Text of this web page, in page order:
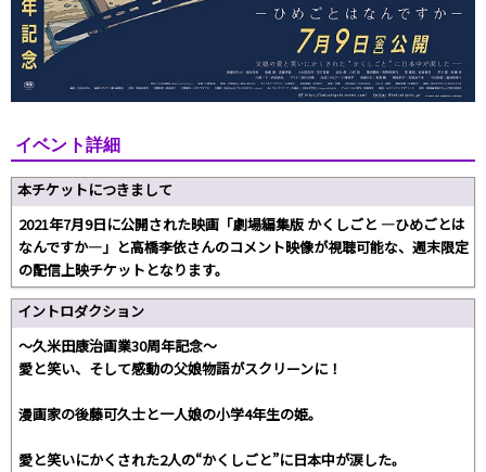
イベント詳細
本チケットにつきまして
2021年7月9日に公開された映画「劇場編集版 かくしごと ―ひめごとは
なんですか―」と高橋李依さんのコメント映像が視聴可能な、週末限定
の配信上映チケットとなります。
イントロダクション
～久米田康治画業30周年記念～
愛と笑い、そして感動の父娘物語がスクリーンに！
漫画家の後藤可久士と一人娘の小学4年生の姫。
愛と笑いにかくされた2人の“かくしごと”に日本中が涙した――。